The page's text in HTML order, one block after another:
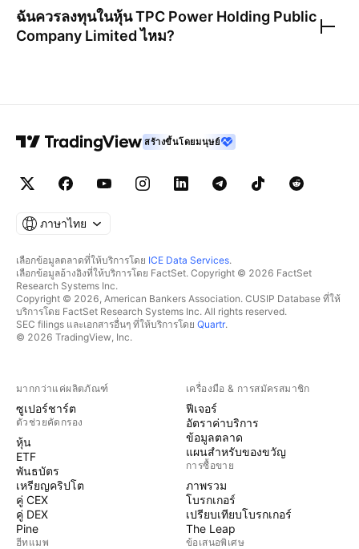
ฉันควรลงทุนในหุ้นTPC Power Holding Public
Company Limitedไหม?
สร้างขึ้นโดยมนุษย์
ภาษาไทย
เลือกข้อมูลตลาดที่ให้บริการโดย ICE Data Services.
เลือกข้อมูลอ้างอิงที่ให้บริการโดย FactSet. Copyright © 2026 FactSet
Research Systems Inc.
Copyright © 2026, American Bankers Association. CUSIP Database ที่ให้
บริการโดย FactSet Research Systems Inc. All rights reserved.
SEC filings และเอกสารอื่นๆ ที่ให้บริการโดย Quartr.
© 2026 TradingView, Inc.
มากกว่าแค่ผลิตภัณฑ์
ซูเปอร์ชาร์ต
ตัวช่วยคัดกรอง
หุ้น
ETF
พันธบัตร
เหรียญคริปโต
คู่ CEX
คู่ DEX
Pine
ฮีทแมพ
เครื่องมือ & การสมัครสมาชิก
ฟีเจอร์
อัตราค่าบริการ
ข้อมูลตลาด
แผนสำหรับของขวัญ
การซื้อขาย
ภาพรวม
โบรกเกอร์
เปรียบเทียบโบรกเกอร์
The Leap
ข้อเสนอพิเศษ